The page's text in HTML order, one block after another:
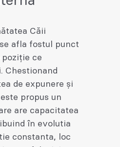
Căii
afla fostul punct
poziție ce
Chestionand
de expunere și
propus un
are capacitatea
în evolutia
constanta, loc